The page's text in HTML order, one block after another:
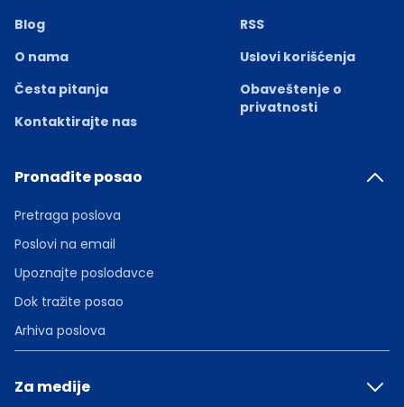
Blog
O nama
Česta pitanja
Kontaktirajte nas
RSS
Uslovi korišćenja
Obaveštenje o
privatnosti
Pronađite posao
Pretraga poslova
Poslovi na email
Upoznajte poslodavce
Dok tražite posao
Arhiva poslova
Za medije